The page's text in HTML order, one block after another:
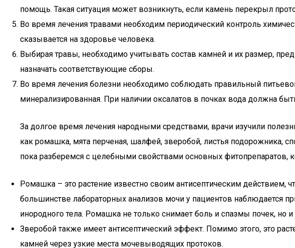
помощь. Такая ситуация может возникнуть, если камень перекрыл
Во время лечения травами необходим периодический контроль
сказывается на здоровье человека.
Выбирая травы, необходимо учитывать состав камней и их размер,
назначать соответствующие сборы.
Во время лечения болезни необходимо соблюдать правильный
минерализированная. При наличии оксалатов в почках вода должна
За долгое время лечения народными средствами, врачи изучили
как ромашка, мята перченая, шалфей, зверобой, листья подорожника,
пока разберемся с целебными свойствами основных фитопрепаратов,
Ромашка – это растение известно своим антисептическим
большинстве лабораторных анализов мочи у пациентов наблюдается
инородного тела. Ромашка не только снимает боль и спазмы почек, но и
Зверобой также имеет антисептический эффект. Помимо этого, это
камней через узкие места мочевыводящих протоков.